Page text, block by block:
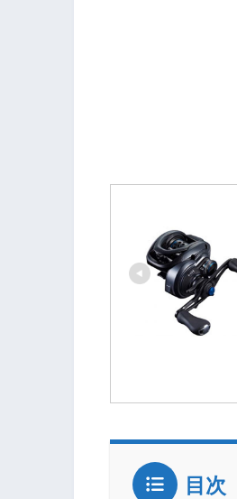
目次